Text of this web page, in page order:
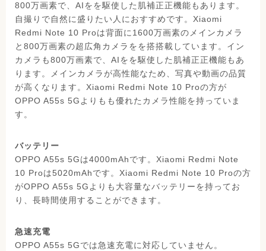
800万画素で、AIをを駆使した肌補正正機能もあります。
自撮りで自然に盛りたい人におすすめです。Xiaomi
Redmi Note 10 Proは背面に1600万画素のメインカメラ
と800万画素の超広角カメラをを搭搭載しています。イン
カメラも800万画素で、AIをを駆使した肌補正正機能もあ
ります。メインカメラが高性能なため、写真や動画の品質
が高くなります。Xiaomi Redmi Note 10 Proの方が
OPPO A55s 5Gよりもも優れたカメラ性能を持っていま
す。
バッテリー
OPPO A55s 5Gは4000mAhです。Xiaomi Redmi Note
10 Proは5020mAhです。Xiaomi Redmi Note 10 Proの方
がOPPO A55s 5Gよりも大容量なバッテリーを持ってお
り、長時間使用することができます。
急速充電
OPPO A55s 5Gでは急速充電に対応していません。